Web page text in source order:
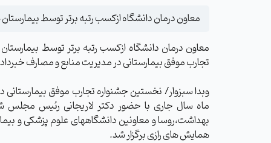
معاون درمان دانشگاه ازکسب رتبه برتر توسط
معاون درمان دانشگاه ازکسب رتبه برتر توسط
تجارب موفق بیمارستانی در مدیریت منابع و مصارف خبرداد.
وبدا سبزوار/ نخستین جشنواره تجارب موفق
ماه سال جاری با حضور دکتر لاریجانی رئیس مجلس
بهداشت،روسا و معاونین دانشگاههای علوم پزشکی و
همایش های رازی برگزار شد.